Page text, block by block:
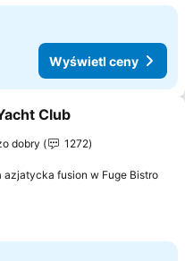
Wyświetl ceny
do ulubionych
Club
dobry
1272
azjatycka fusion w Fuge Bistro